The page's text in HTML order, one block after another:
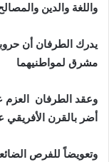
واللغة والدين
يدرك الطرفان أن
مشرق لمواطنيهما
وعقد الطرفان العزم
أضر بالقرن الأفريقي
وتعويضاً للفرص